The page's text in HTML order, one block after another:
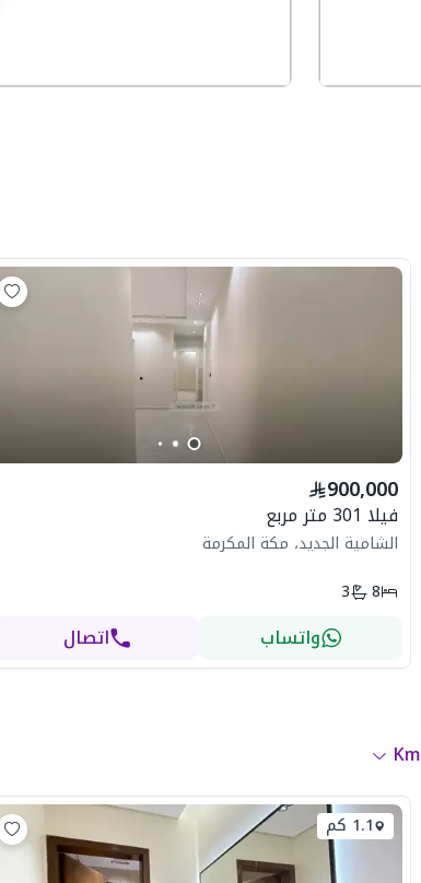
900,000
فيلا 301 متر مربع
الشامية الجديد، مكة المكرمة
8
3
واتساب اتصال
Km
1.1 كم